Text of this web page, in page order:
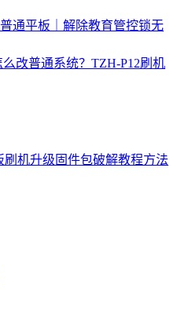
通平板｜解除教育管控锁无
改普通系统？TZH-P12刷机
机升级固件包破解教程方法